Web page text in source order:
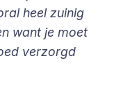
heel zuinig
want je moet
verzorgd